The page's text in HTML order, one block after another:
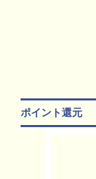
ポイント還元